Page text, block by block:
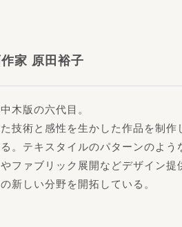
家 原田裕子
木版の六代目。
技術と感性を生かした作品を制
。テキスタイルのパターンのよ
ファブリック展開などデザイン
新しい分野を開拓している。